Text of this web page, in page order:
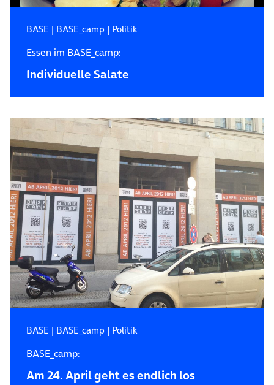
BASE | BASE_camp | Politik
Essen im BASE_camp:
Individuelle Salate
BASE | BASE_camp | Politik
BASE_camp:
Am 24. April geht es endlich los